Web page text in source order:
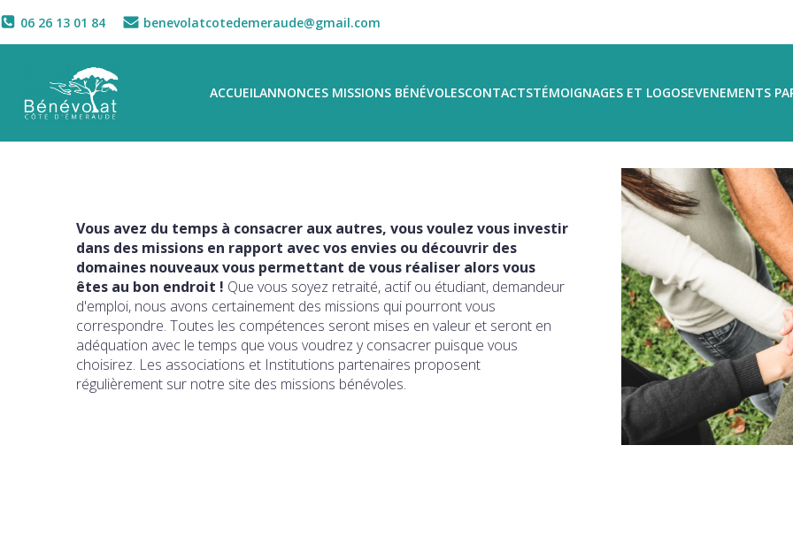
06 26 13 01 84 benevolatcotedemeraude@gmail.com
ACCUEILANNONCES MISSIONS BÉNÉVOLESCONTACTSTÉMOIGNAGES ET LOGOSEVENEMENTS
Vous avez du temps à consacrer aux autres, vous voulez vous investir
dans des missions en rapport avec vos envies ou découvrir des
domaines nouveaux vous permettant de vous réaliser alors vous
êtes au bon endroit ! Que vous soyez retraité, actif ou étudiant, demandeur
d'emploi, nous avons certainement des missions qui pourront vous
correspondre. Toutes les compétences seront mises en valeur et seront en
adéquation avec le temps que vous voudrez y consacrer puisque vous
choisirez. Les associations et Institutions partenaires proposent
régulièrement sur notre site des missions bénévoles.